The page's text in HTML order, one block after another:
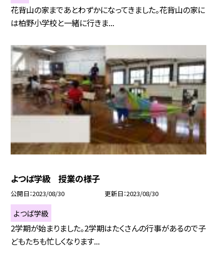
花背山の家まであとわずかになってきました。花背山の家に
は柏野小学校と一緒に行きま...
よつば学級 授業の様子
公開日 2023/08/30 更新日 2023/08/30
よつば学級
2学期が始まりました。2学期はたくさんの行事があるので子
どもたちも忙しくなります...